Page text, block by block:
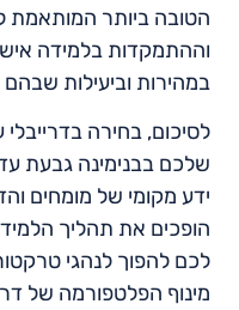
הטובה ביותר המותאמת
וההתמקדות בלמידה
במהירות וביעילות
לסיכום, בחירה
שלכם בבנימינה גבעת
ידע מקומי של מומחים
הופכים את תהליך
לכם להפוך לנהגי טרקטור
מינוף הפלטפורמה של